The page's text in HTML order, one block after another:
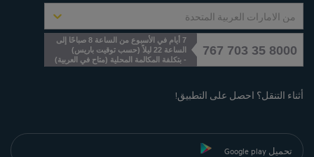
من الامارات العربية المتحدة
8000 35 703 767
7 أيام في الأسبوع من الساعة 8 صباحًا إلى
الساعة 22 ليلاً (حسب توقيت باريس)
- بتكلفة المكالمة المحلية (متاح في العربية)
أثناء التنقل؟ احصل على التطبيق!
تحميل Google play